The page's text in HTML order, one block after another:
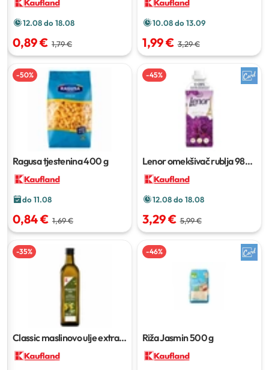
12.08 do 18.08
0,89 € 1,79 €
10.08 do 13.09
1,99 € 3,29 €
-50%
Ragusa tjestenina400 g
do 11.08
0,84 € 1,69 €
-45%
Lenor omekšivač rublja987
12.08 do 18.08
3,29 € 5,99 €
-35%
Classic maslinovo ulje extra
-46%
Riža Jasmin500 g